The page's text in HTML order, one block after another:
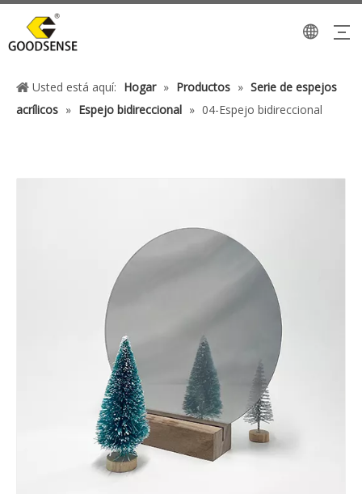
Usted está aquí: Hogar » Productos » Serie de espejos
acrílicos » Espejo bidireccional » 04-Espejo bidireccional